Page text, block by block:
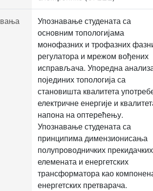
Упознавање студената са
основним топологијама
монофазних и трофазних
регулатора и мрежом вођених
исправљача. Упоредна
појединих топологија са
становишта квалитета
електричне енергије и
напона на оптерећењу.
Упознавање студената са
принципима димензионисања
полупроводничких прекидачких
елемената и енергетских
трансформатора као
енергетских претварача.